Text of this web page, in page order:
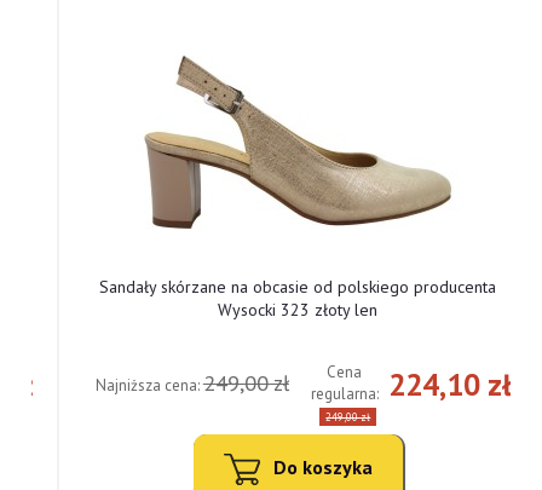
Sandały skórzane na obcasie od polskiego producenta
Wysocki 323 złoty len
224,10 zł
Cena
regularna:
249,00 zł
Najniższa cena:249,00 zł
Do koszyka